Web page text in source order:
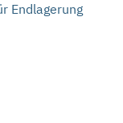
Endlagerung